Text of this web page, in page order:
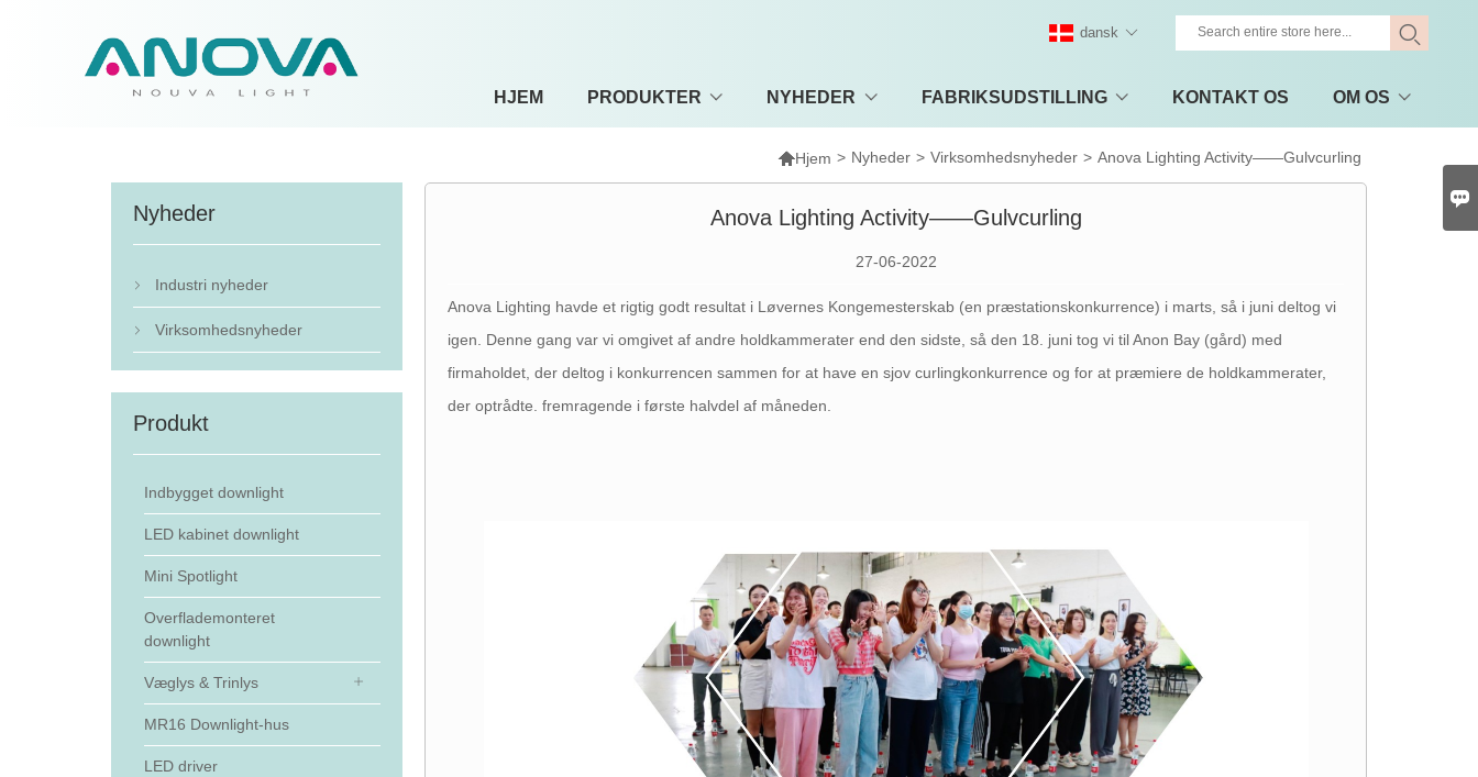
HJEM PRODUKTER NYHEDER FABRIKSUDSTILLING KONTAKT OS OM OS
dansk
Hjem > Nyheder > Virksomhedsnyheder > Anova Lighting Activity——Gulvcurling
Nyheder
 Industri nyheder
 Virksomhedsnyheder
Produkt
Indbygget downlight
LED kabinet downlight
Mini Spotlight
Overflademonteret
downlight
Væglys & Trinlys
MR16 Downlight-hus
LED driver
Anova Lighting Activity——Gulvcurling
27-06-2022
Anova Lighting havde et rigtig godt resultat i Løvernes Kongemesterskab (en præstationskonkurrence) i marts, så i juni deltog vi
igen. Denne gang var vi omgivet af andre holdkammerater end den sidste, så den 18. juni tog vi til Anon Bay (gård) med
firmaholdet, der deltog i konkurrencen sammen for at have en sjov curlingkonkurrence og for at præmiere de holdkammerater,
der optrådte. fremragende i første halvdel af måneden.
